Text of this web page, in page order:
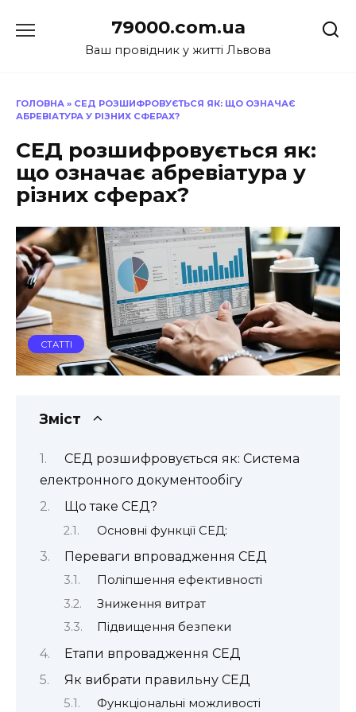
до
79000.com.ua
Ваш провідник у житті Львова
ГОЛОВНА » СЕД РОЗШИФРОВУЄТЬСЯ ЯК: ЩО ОЗНАЧАЄ
АБРЕВІАТУРА У РІЗНИХ СФЕРАХ?
СЕД розшифровується як:
що означає абревіатура у
різних сферах?
СТАТТІ
Зміст
СЕД розшифровується як: Система
електронного документообігу
Що таке СЕД?
Основні функції СЕД:
Переваги впровадження СЕД
Поліпшення ефективності
Зниження витрат
Підвищення безпеки
Етапи впровадження СЕД
Як вибрати правильну СЕД
Функціональні можливості